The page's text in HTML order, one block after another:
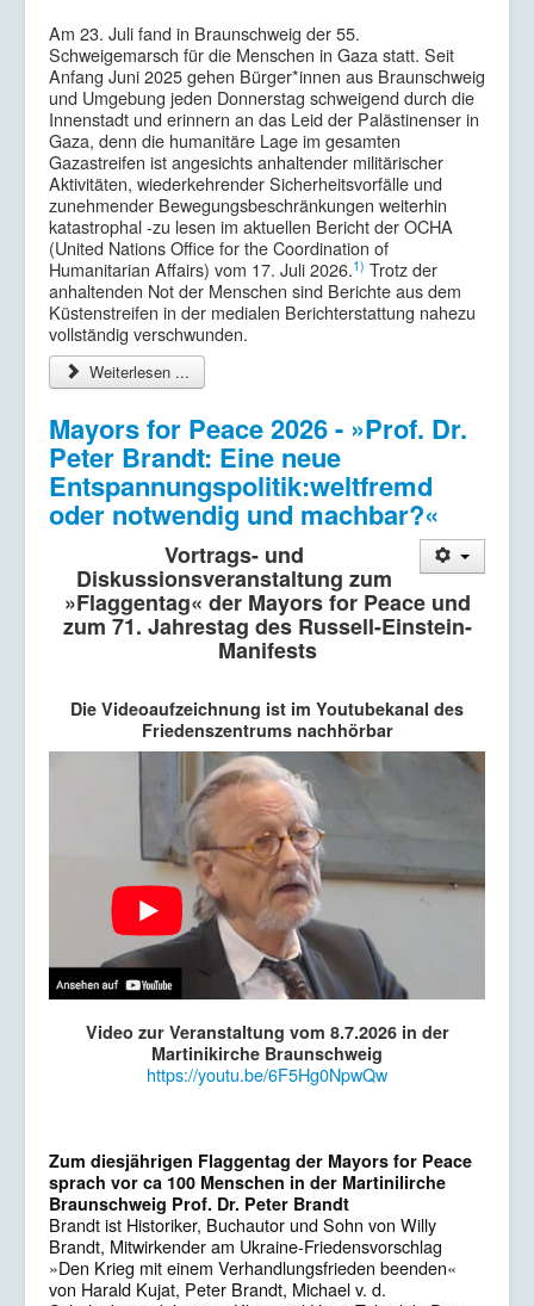
Am 23. Juli fand in Braunschweig der 55.
Schweigemarsch für die Menschen in Gaza statt. Seit
Anfang Juni 2025 gehen Bürger*innen aus Braunschweig
und Umgebung jeden Donnerstag schweigend durch die
Innenstadt und erinnern an das Leid der Palästinenser in
Gaza, denn die humanitäre Lage im gesamten
Gazastreifen ist angesichts anhaltender militärischer
Aktivitäten, wiederkehrender Sicherheitsvorfälle und
zunehmender Bewegungsbeschränkungen weiterhin
katastrophal -zu lesen im aktuellen Bericht der OCHA
(United Nations Office for the Coordination of
Humanitarian Affairs) vom 17. Juli 2026.1) Trotz der
anhaltenden Not der Menschen sind Berichte aus dem
Küstenstreifen in der medialen Berichterstattung nahezu
vollständig verschwunden.
Weiterlesen ...
Mayors for Peace 2026 - »Prof. Dr.
Peter Brandt: Eine neue
Entspannungspolitik:weltfremd
oder notwendig und machbar?«
Vortrags- und
Diskussionsveranstaltung zum
»Flaggentag« der Mayors for Peace und
zum 71. Jahrestag des Russell-Einstein-
Manifests
Die Videoaufzeichnung ist im Youtubekanal des
Friedenszentrums nachhörbar
Video zur Veranstaltung vom 8.7.2026 in der
Martinikirche Braunschweig
https://youtu.be/6F5Hg0NpwQw
Zum diesjährigen Flaggentag der Mayors for Peace
sprach vor ca 100 Menschen in der Martinilirche
Braunschweig Prof. Dr. Peter Brandt
Brandt ist Historiker, Buchautor und Sohn von Willy
Brandt, Mitwirkender am Ukraine-Friedensvorschlag
»Den Krieg mit einem Verhandlungsfrieden beenden«
von Harald Kujat, Peter Brandt, Michael v. d.